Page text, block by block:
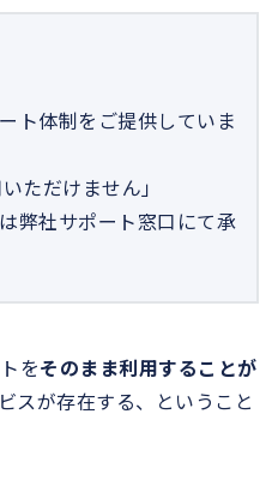
ト体制をご提供していま
ただけません」
弊社サポート窓口にて承
をそのまま利用することが
スが存在する、ということ